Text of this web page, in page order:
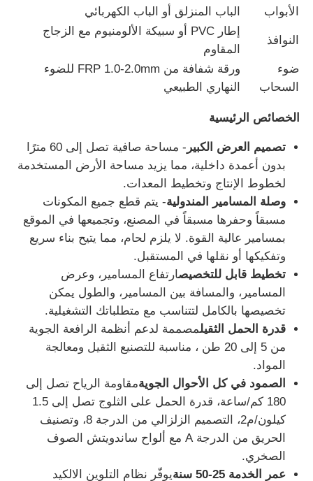
طلب اقتباس
منزل مصنوع من الفولاذ الخفيف
بناء الهيكل الصلب
ورشة الهياكل الفولاذية
مستودع الهيكل الصلب
بناء الصلب التجاري
الهياكل التعدينية
حراج طائرات بهيكل فولاذي
المواد الهيكلية من الصلب
هيكل فولاذي بيت الدواجن
البنية الفولاذية برج خزان المياه
الأبواب
الباب المنزلق أو الباب الكهربائي
النوافذ
إطار PVC أو سبيكة الألومنيوم مع الزجاج
المقاوم
ضوء
السحاب
ورقة شفافة من FRP 1.0-2.0mm للضوء
النهاري الطبيعي
الخصائص الرئيسية
تصميم العرض الكبير
- مساحة صافية تصل إلى 60 مترًا
بدون أعمدة داخلية، مما يزيد مساحة الأرض المستخدمة
لخطوط الإنتاج وتخطيط المعدات.
وصلة المسامير المندولية- يتم قطع جميع المكونات
مسبقاً وحفرها مسبقاً في المصنع، وتجميعها في الموقع
بمسامير عالية القوة. لا يلزم لحام، مما يتيح بناء سريع
وتفكيكها أو نقلها في المستقبل.
تخطيط قابل للتخصيصارتفاع المسامير، وعرض
المسامير، والمسافة بين المسامير، والطول يمكن
تخصيصها بالكامل لتتناسب مع متطلباتك التشغيلية.
قدرة الحمل الثقيلمصممة لدعم أنظمة الرافعة الجوية
من 5 إلى 20 طن ، مناسبة للتصنيع الثقيل ومعالجة
المواد.
الصمود في كل الأحوال الجويةمقاومة الرياح تصل إلى
180 كم/ساعة، قدرة الحمل على الثلوج تصل إلى 1.5
كيلون/م2، التصميم الزلزالي من الدرجة 8، وتصنيف
الحريق من الدرجة A مع ألواح ساندويتش الصوف
الصخري.
عمر الخدمة 25-50 سنة
يوفّر نظام التلوين الالكيد